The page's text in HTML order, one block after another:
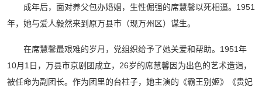
成年后，面对养父包办婚姻，生性倔强的席慧馨以死相逼。1951
年，她与爱人毅然来到原万县市（现万州区）谋生。
在席慧馨最艰难的岁月，党组织给予了她关爱和帮助。1951年
10月1日，万县市京剧团成立，26岁的席慧馨因为出色的艺术造诣，
被任命为副团长。作为团里的台柱子，她主演的《霸王别姬》《贵妃